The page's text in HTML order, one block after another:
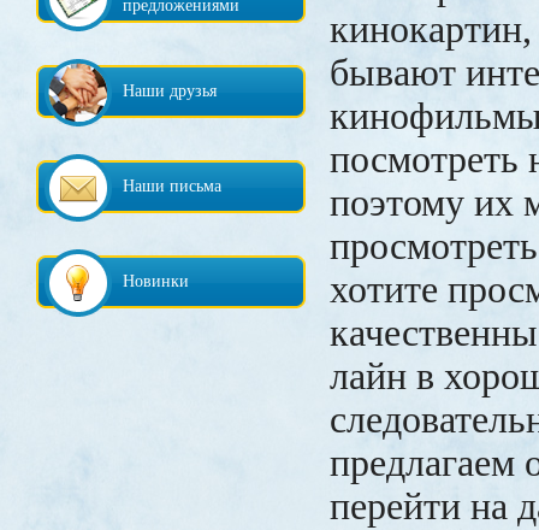
предложениями
Наши друзья
Наши письма
Новинки
бывают
кинофильмы
посмотреть
поэтому их
хотите
лайн в
предлагаем
перейти на